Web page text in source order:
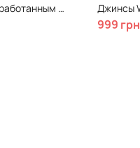
Джинсы STRAIGHT с необработанным нижним краем, Natural Blue
999 грн